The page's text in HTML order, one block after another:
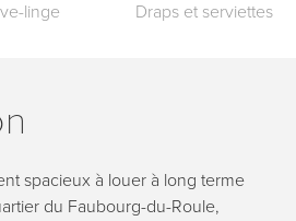
linge Draps et serviettes
spacieux à louer à long terme
du Faubourg-du-Roule,